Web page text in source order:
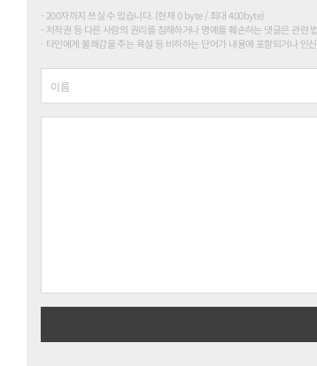
200자까지 쓰실 수 있습니다. (현재 0 byte / 최대 400byte)
저작권 등 다른 사람의 권리를 침해하거나 명예를 훼손하는 댓글은 관련
타인에게 불쾌감을 주는 욕설 등 비하하는 단어가 내용에 포함되거나 인